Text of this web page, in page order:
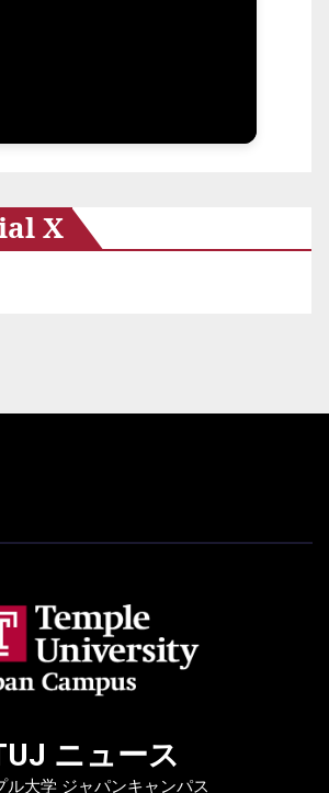
X
ニュース
ル大学 ジャパンキャンパス